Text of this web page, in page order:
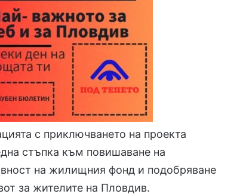
с приключването на проекта
стъпка към повишаване на
на жилищния фонд и подобряване
за жителите на Пловдив.